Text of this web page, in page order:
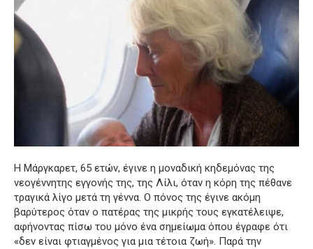
Η Μάργκαρετ, 65 ετών, έγινε η μοναδική κηδεμόνας της
νεογέννητης εγγονής της, της Λίλι, όταν η κόρη της πέθανε
τραγικά λίγο μετά τη γέννα. Ο πόνος της έγινε ακόμη
βαρύτερος όταν ο πατέρας της μικρής τους εγκατέλειψε,
αφήνοντας πίσω του μόνο ένα σημείωμα όπου έγραφε ότι
«δεν είναι φτιαγμένος για μια τέτοια ζωή». Παρά την